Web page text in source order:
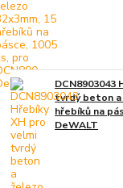
DCN8903043
tvrdý beton a
hřebíků na
DeWALT